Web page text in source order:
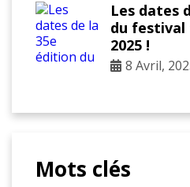
Les dates
du festival
2025 !
8 Avril,
Mots clés